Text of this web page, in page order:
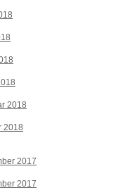
2018
2018
2017
2017